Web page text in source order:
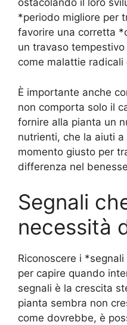
ostacolando il loro
*periodo migliore per
favorire una corretta
un travaso
come malattie
È importante anche
non comporta solo il
fornire alla pianta un
nutrienti, che la aiuti
momento giusto per
differenza nel
Segnali
necessità
Riconoscere i
per capire quando
segnali è la crescita
pianta sembra non
come dovrebbe, è